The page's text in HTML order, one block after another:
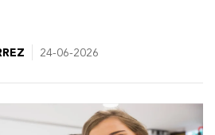
24-06-2026